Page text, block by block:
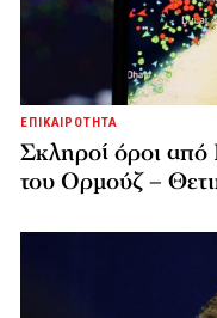
ΕΠΙΚΑΙΡΟΤΗΤΑ
Σκληροί όροι από
του Ορμούζ –